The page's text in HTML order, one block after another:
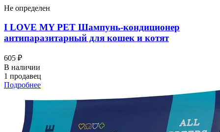
Не определен
I LOVЕ MY PET Шампунь-кондиционер
антипаразитарный для кошек и котят
605 ₽
В наличии
1 продавец
Подробнее